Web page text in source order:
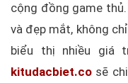
cộng đồng game
và đẹp mắt, không
biểu thị nhiều giá
kitudacbiet.co sẽ